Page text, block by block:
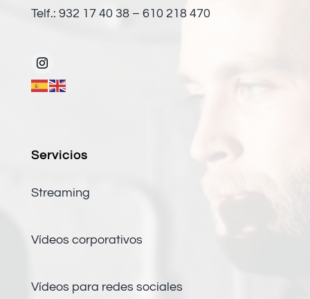
Telf.: 932 17 40 38 – 610 218 470
Servicios
Streaming
Vídeos corporativos
Vídeos para redes sociales